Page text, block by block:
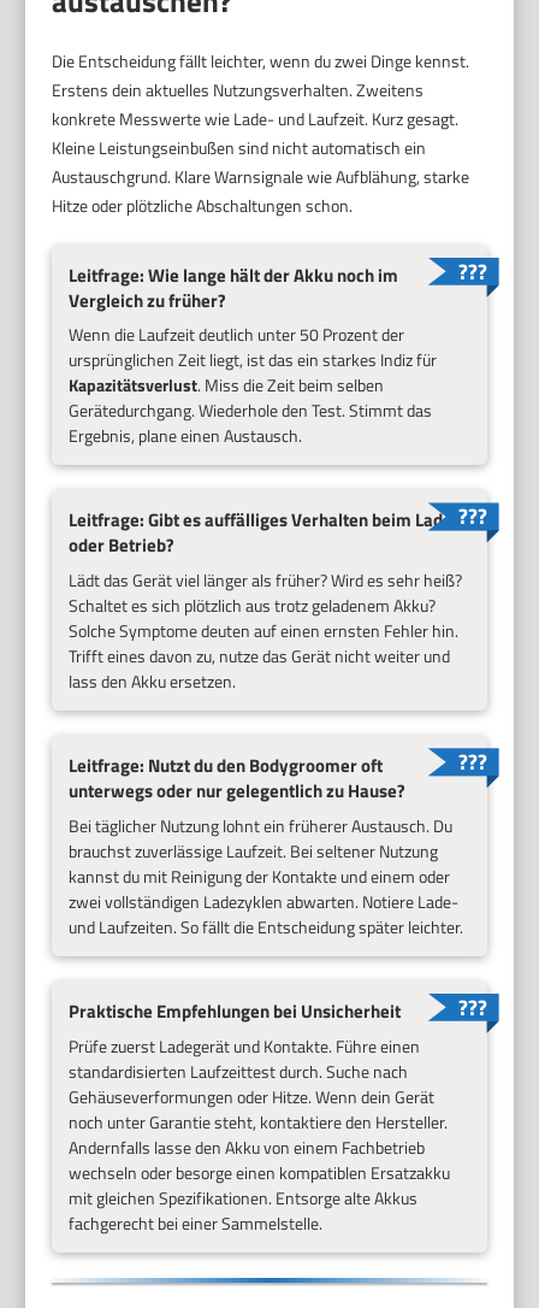
Die Entscheidung fällt leichter, wenn du zwei Dinge kennst.
Erstens dein aktuelles Nutzungsverhalten. Zweitens
konkrete Messwerte wie Lade- und Laufzeit. Kurz gesagt.
Kleine Leistungseinbußen sind nicht automatisch ein
Austauschgrund. Klare Warnsignale wie Aufblähung, starke
Hitze oder plötzliche Abschaltungen schon.
Leitfrage: Wie lange hält der Akku noch im
Vergleich zu früher?
Wenn die Laufzeit deutlich unter 50 Prozent der
ursprünglichen Zeit liegt, ist das ein starkes Indiz für
Kapazitätsverlust. Miss die Zeit beim selben
Gerätedurchgang. Wiederhole den Test. Stimmt das
Ergebnis, plane einen Austausch.
Leitfrage: Gibt es auffälliges Verhalten beim Laden
oder Betrieb?
Lädt das Gerät viel länger als früher? Wird es sehr heiß?
Schaltet es sich plötzlich aus trotz geladenem Akku?
Solche Symptome deuten auf einen ernsten Fehler hin.
Trifft eines davon zu, nutze das Gerät nicht weiter und
lass den Akku ersetzen.
Leitfrage: Nutzt du den Bodygroomer oft
unterwegs oder nur gelegentlich zu Hause?
Bei täglicher Nutzung lohnt ein früherer Austausch. Du
brauchst zuverlässige Laufzeit. Bei seltener Nutzung
kannst du mit Reinigung der Kontakte und einem oder
zwei vollständigen Ladezyklen abwarten. Notiere Lade-
und Laufzeiten. So fällt die Entscheidung später leichter.
Praktische Empfehlungen bei Unsicherheit
Prüfe zuerst Ladegerät und Kontakte. Führe einen
standardisierten Laufzeittest durch. Suche nach
Gehäuseverformungen oder Hitze. Wenn dein Gerät
noch unter Garantie steht, kontaktiere den Hersteller.
Andernfalls lasse den Akku von einem Fachbetrieb
wechseln oder besorge einen kompatiblen Ersatzakku
mit gleichen Spezifikationen. Entsorge alte Akkus
fachgerecht bei einer Sammelstelle.